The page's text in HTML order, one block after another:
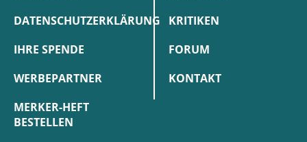
DATENSCHUTZERKLÄRUNG
IHRE SPENDE
WERBEPARTNER
MERKER-HEFT
BESTELLEN
KRITIKEN
FORUM
KONTAKT